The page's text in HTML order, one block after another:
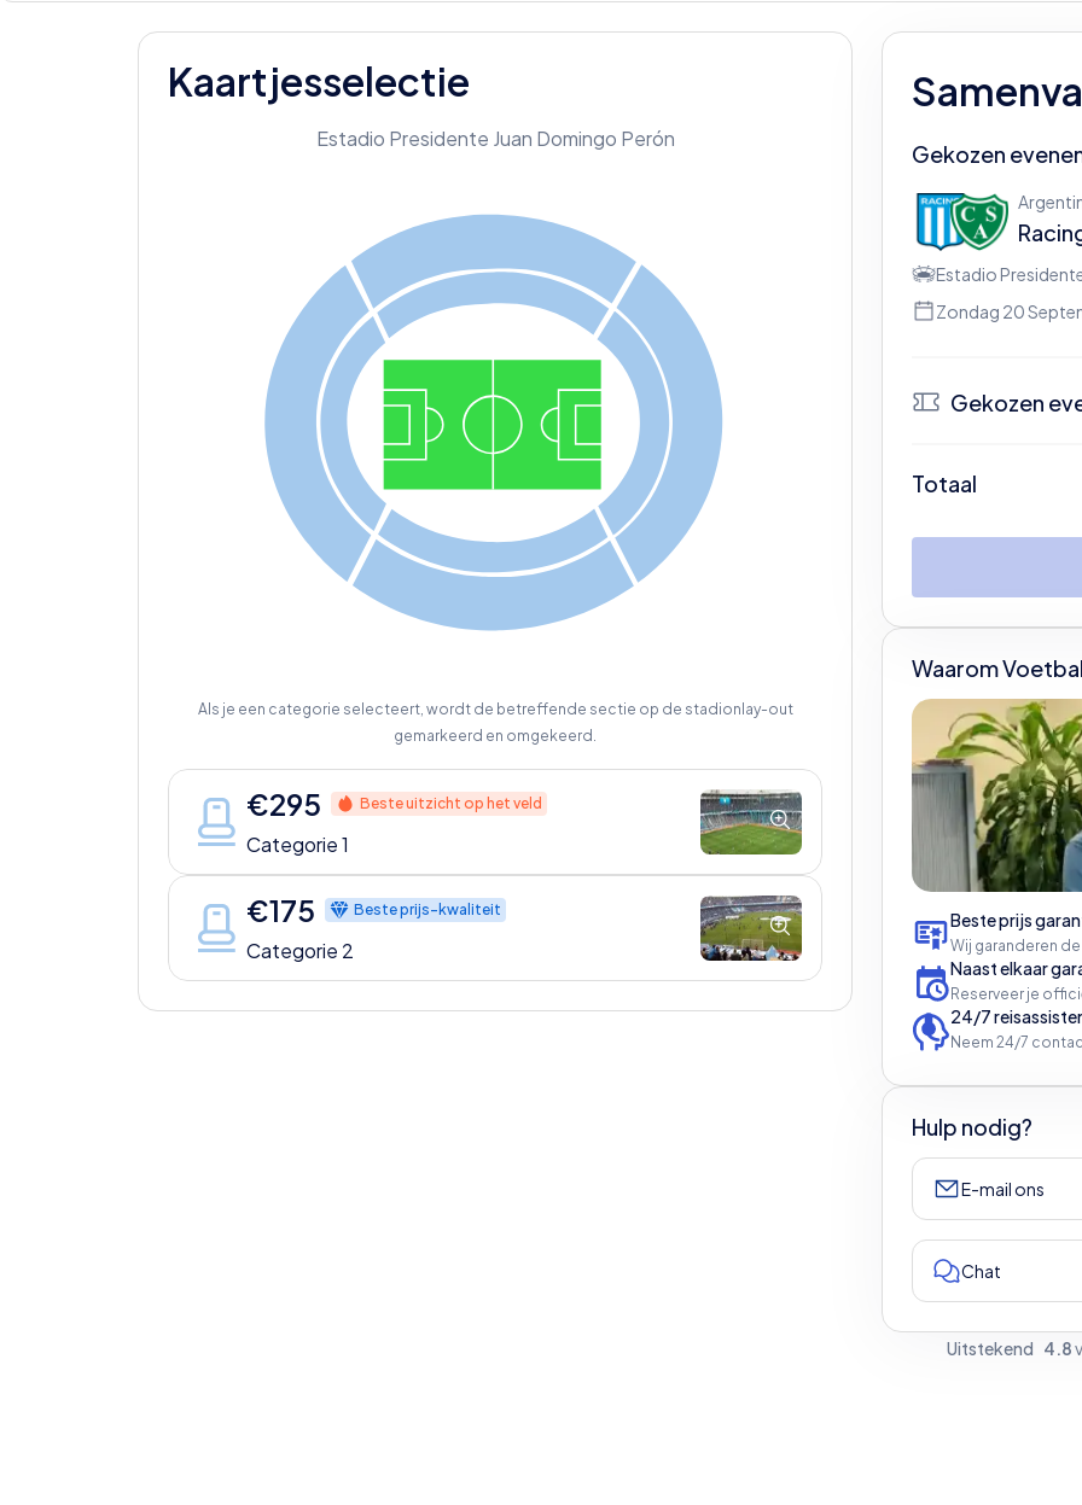
Kaartjesselectie
€295 Beste uitzicht op het veld
Categorie 1
€175 Beste prijs-kwaliteit
Categorie 2
Estadio Presidente Juan Domingo Perón
Als je een categorie selecteert, wordt de betreffende sectie op de stadionlay-out
gemarkeerd en omgekeerd.
Gekozen
Estadio
Zondag 20
Gekozen
Totaal
Waarom
Beste prijs
Wij garanderen
Naast elkaar
Reserveer je
24/7
Neem 24/7
Hulp nodig?
E-mail ons
Chat
Uitstekend 4.8